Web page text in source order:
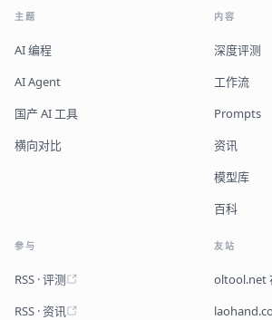
主题
AI 编程
AI Agent
国产 AI 工具
横向对比
内容
深度评测
工作流
Prompts
资讯
模型库
百科
参与
RSS · 评测
RSS · 资讯
友站
oltool.net